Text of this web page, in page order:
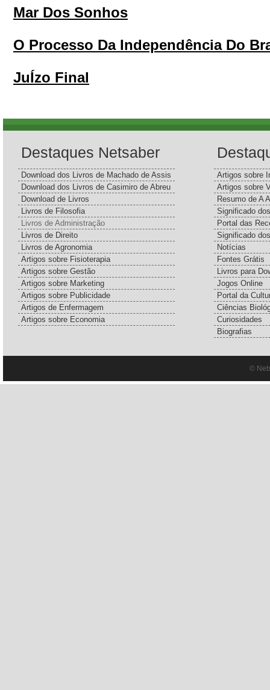
Mar Dos Sonhos
O Processo Da Independência Do
JuÍzo Final
Destaques Netsaber
Download dos Livros de Machado de Assis
Download dos Livros de Casimiro de Abreu
Download de Livros
Livros de Filosofia
Livros de Administração
Livros de Direito
Livros de Agronomia
Artigos sobre Fisioterapia
Artigos sobre Gestão
Artigos sobre Marketing
Artigos sobre Publicidade
Artigos de Enfermagem
Artigos sobre Economia
Artigos sobre
Artigos sobre
Resumo de A
Significado
Portal das
Significado
Notícias
Fontes Grátis
Livros para
Jogos Online
Portal da
Ciências
Curiosidades
Biografias
©